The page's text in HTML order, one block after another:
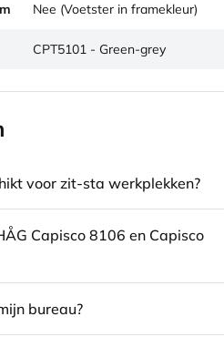
Nee (Voetster in framekleur)
CPT5101 - Green-grey
voor zit-sta werkplekken?
Capisco 8106 en Capisco
bureau?